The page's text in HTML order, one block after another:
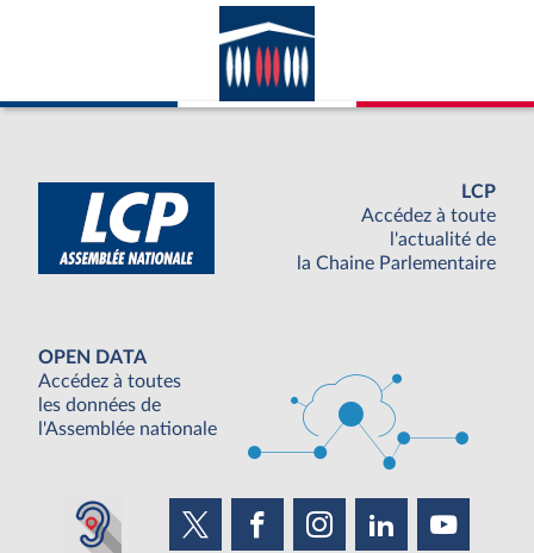
LCP
Accédez à toute
l'actualité de
la Chaine Parlementaire
OPEN DATA
Accédez à toutes
les données de
l'Assemblée nationale